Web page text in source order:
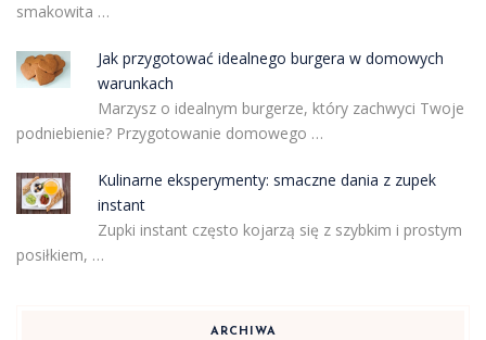
smakowita …
Jak przygotować idealnego burgera w domowych
warunkach
Marzysz o idealnym burgerze, który zachwyci Twoje
podniebienie? Przygotowanie domowego …
Kulinarne eksperymenty: smaczne dania z zupek
instant
Zupki instant często kojarzą się z szybkim i prostym
posiłkiem, …
ARCHIWA